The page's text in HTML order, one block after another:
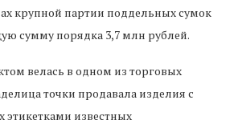
крупной партии поддельных сумок
сумму порядка 3,7 млн рублей.
велась в одном из торговых
точки продавала изделия с
известных